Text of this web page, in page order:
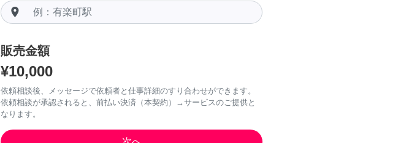
room
販売金額
¥10,000
依頼相談後、メッセージで依頼者と仕事詳細のすり合わせができます。
依頼相談が承認されると、前払い決済（本契約）→サービスのご提供と
なります。